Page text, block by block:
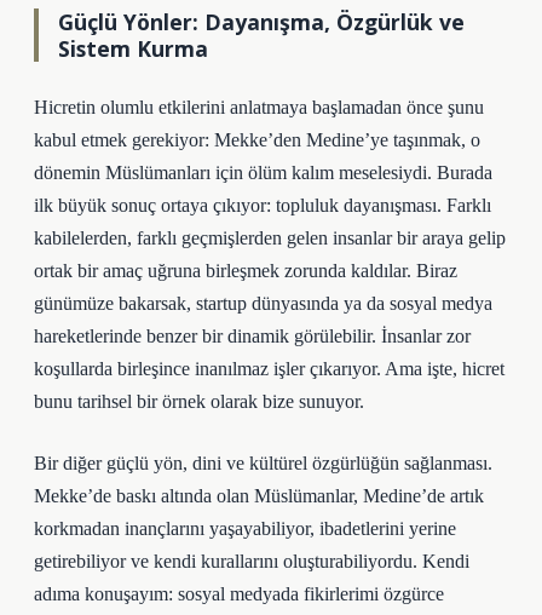
Güçlü Yönler: Dayanışma, Özgürlük ve
Sistem Kurma
Hicretin olumlu etkilerini anlatmaya başlamadan önce şunu
kabul etmek gerekiyor: Mekke’den Medine’ye taşınmak, o
dönemin Müslümanları için ölüm kalım meselesiydi. Burada
ilk büyük sonuç ortaya çıkıyor: topluluk dayanışması. Farklı
kabilelerden, farklı geçmişlerden gelen insanlar bir araya gelip
ortak bir amaç uğruna birleşmek zorunda kaldılar. Biraz
günümüze bakarsak, startup dünyasında ya da sosyal medya
hareketlerinde benzer bir dinamik görülebilir. İnsanlar zor
koşullarda birleşince inanılmaz işler çıkarıyor. Ama işte, hicret
bunu tarihsel bir örnek olarak bize sunuyor.
Bir diğer güçlü yön, dini ve kültürel özgürlüğün sağlanması.
Mekke’de baskı altında olan Müslümanlar, Medine’de artık
korkmadan inançlarını yaşayabiliyor, ibadetlerini yerine
getirebiliyor ve kendi kurallarını oluşturabiliyordu. Kendi
adıma konuşayım: sosyal medyada fikirlerimi özgürce